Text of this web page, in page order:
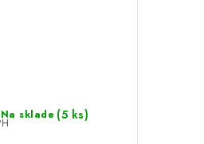
Na sklade (5 ks)